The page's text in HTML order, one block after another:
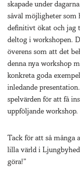
skapade under
såväl möjligheter som
definitivt ökat och jag
deltog i workshopen.
överens som att det
denna nya workshop
konkreta goda
inledande
spelvärden för att få
uppföljande workshop.
Tack för att så många
lilla värld i
göra!”